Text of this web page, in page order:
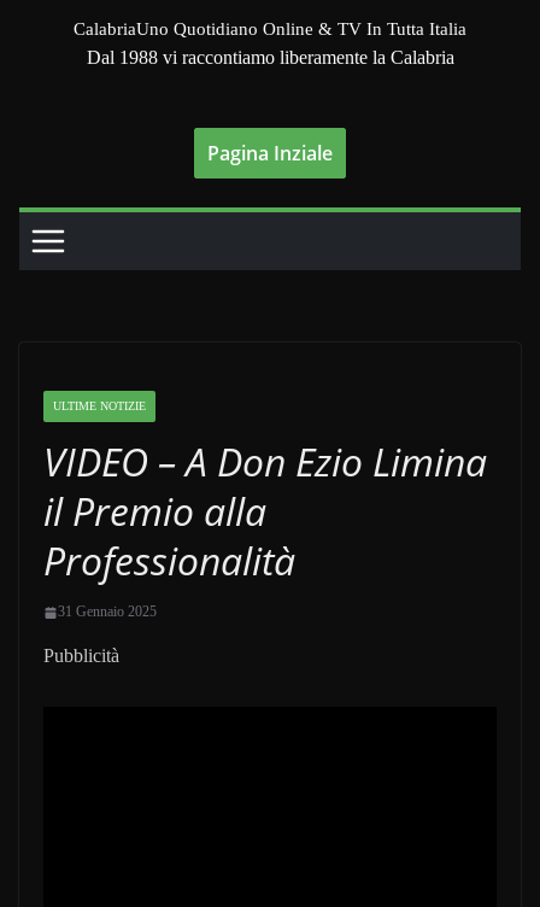
CalabriaUno Quotidiano Online & TV In Tutta Italia
Dal 1988 vi raccontiamo liberamente la Calabria
Pagina Inziale
ULTIME NOTIZIE
VIDEO – A Don Ezio Limina
il Premio alla
Professionalità
31 Gennaio 2025
Pubblicità